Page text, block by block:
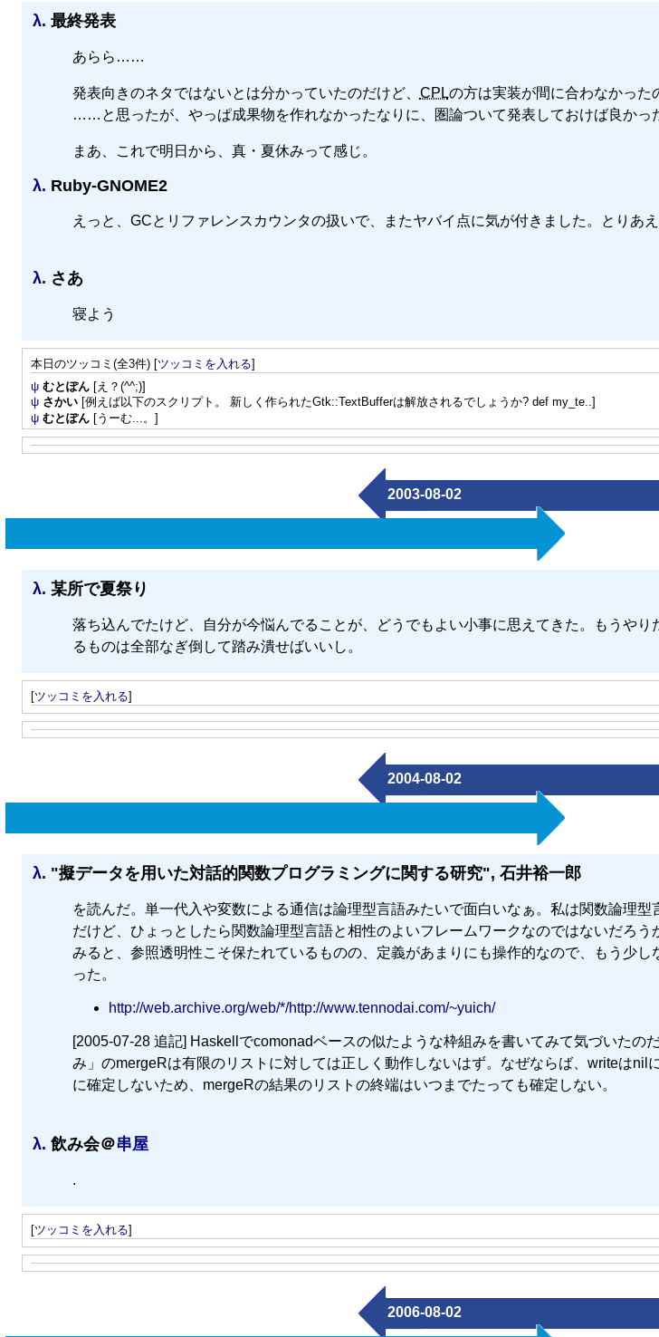
λ. 最終発表
あらら……
発表向きのネタではないとは分かっていたのだけど、 CPLの方は実装が間に合わなかった
……と思ったが、やっぱ成果物を作れなかったなりに、圏論ついて発表しておけば良かっ
まあ、これで明日から、真・夏休みって感じ。
λ. Ruby-GNOME2
えっと、GCとリファレンスカウンタの扱いで、またヤバイ点に気が付きました。とりあ
λ. さあ
寝よう
本日のツッコミ(全3件) [ツッコミを入れる]
ψ むとぽん[え？(^^;)]
ψ さかい[例えば以下のスクリプト。 新しく作られたGtk::TextBufferは解放されるでしょうか? def my_te..]
ψ むとぽん[うーむ...。]
2003-08-02
λ. 某所で夏祭り
落ち込んでたけど、自分が今悩んでることが、どうでもよい小事に思えてきた。もうやり
るものは全部なぎ倒して踏み潰せばいいし。
[ツッコミを入れる]
2004-08-02
λ. "擬データを用いた対話的関数プログラミングに関する研究", 石井裕一郎
を読んだ。単一代入や変数による通信は論理型言語みたいで面白いなぁ。私は関数論理
だけど、ひょっとしたら関数論理型言語と相性のよいフレームワークなのではないだろ
みると、参照透明性こそ保たれているものの、定義があまりにも操作的なので、もう少し
った。
http://web.archive.org/web/*/http://www.tennodai.com/~yuich/
[2005-07-28 追記] Haskellでcomonadベースの似たような枠組みを書いてみて気づいたの
み」のmergeRは有限のリストに対しては正しく動作しないはず。なぜならば、writeはnil
に確定しないため、mergeRの結果のリストの終端はいつまでたっても確定しない。
λ. 飲み会＠串屋
.
[ツッコミを入れる]
2006-08-02